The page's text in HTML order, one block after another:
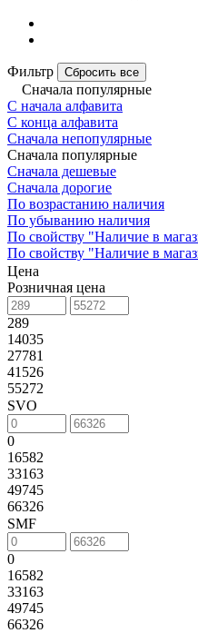
Фильтр Сбросить все
Сначала популярные
С начала алфавита
С конца алфавита
Сначала непопулярные
Сначала популярные
Сначала дешевые
Сначала дорогие
По возрастанию наличия
По убыванию наличия
По свойству "Наличие в
По свойству "Наличие в
Цена
Розничная цена
289
14035
27781
41526
55272
SVO
0
16582
33163
49745
66326
SMF
0
16582
33163
49745
66326